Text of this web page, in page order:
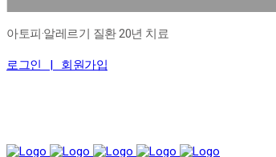
아토피·알레르기 질환 20년 치료
로그인 | 회원가입